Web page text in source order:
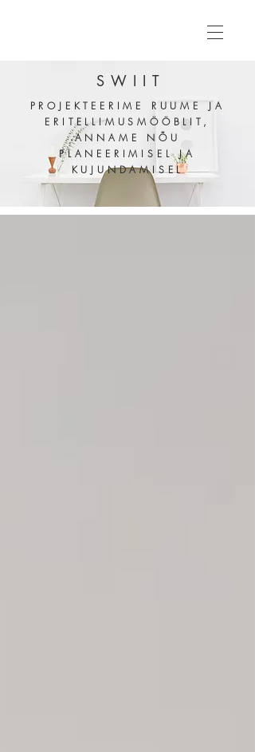
SWIIT
PROJEKTEERIME RUUME JA
ERITELLIMUSMÖÖBLIT,
ANNAME NÕU
PLANEERIMISEL JA
KUJUNDAMISEL